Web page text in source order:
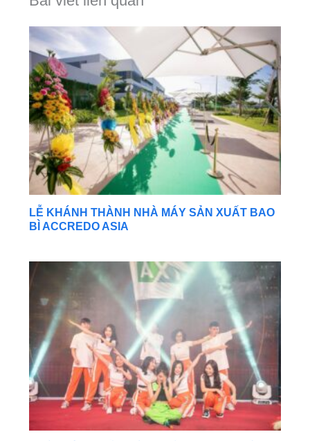
LỄ KHÁNH THÀNH NHÀ MÁY SẢN XUẤT BAO
BÌ ACCREDO ASIA